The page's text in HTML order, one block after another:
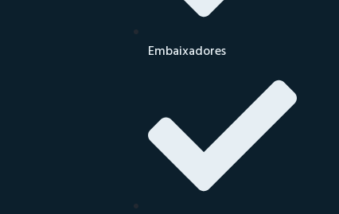
Embaixadores